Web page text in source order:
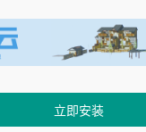
立即安装